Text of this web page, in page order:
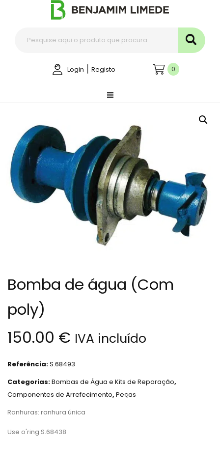
Login Registo 0
Bomba de água (Com
poly)
150.00 € IVA incluído
Referência:S.68493
Categorias:Bombas de Água e Kits de Reparação,
Componentes de Arrefecimento, Peças
Ranhuras: ranhura única
Use o'ring S.68438